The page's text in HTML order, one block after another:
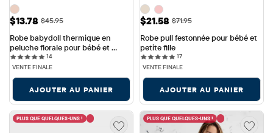
Prix ​​de vente: $13.78
$13.78 Prix ​​d'origine: $45.95
$45.95
Robe babydoll thermique en
peluche florale pour bébé et
petite fille1414 reviews
VENTE FINALE
AJOUTER AU PANIER
Prix ​​de vente: $21.58
$21.58 Prix ​​d'origine: $71.95
$71.95
Robe pull festonnée pour bébé et
petite fille
1717 reviews
VENTE FINALE
AJOUTER AU PANIER
PLUS QUE QUELQUES-UNS ! PLUS QUE QUELQUES-UNS !